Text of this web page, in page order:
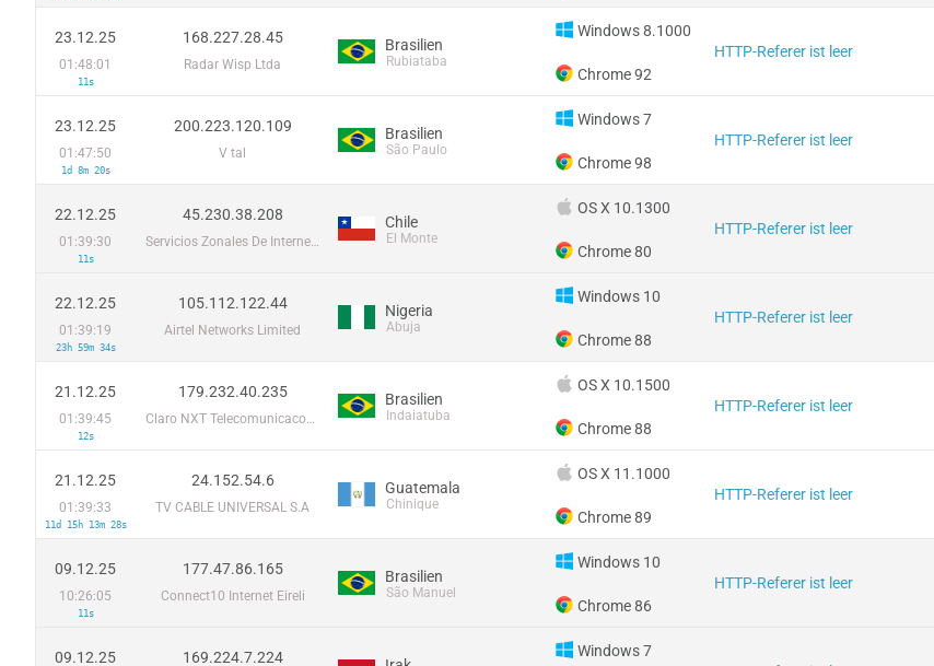
23.12.25
01:48:01
11s
168.227.28.45
Radar Wisp Ltda
Brasilien
Rubiataba
Windows 8.1000
Chrome 92
HTTP-Referer ist leer
23.12.25
01:47:50
1d 8m 20s
200.223.120.109
V tal
Brasilien
São Paulo
Windows 7
Chrome 98
HTTP-Referer ist leer
22.12.25
01:39:30
11s
45.230.38.208
Servicios Zonales De Internet Limitada
Chile
El Monte
OS X 10.1300
Chrome 80
HTTP-Referer ist leer
22.12.25
01:39:19
23h 59m 34s
105.112.122.44
Airtel Networks Limited
Nigeria
Abuja
Windows 10
Chrome 88
HTTP-Referer ist leer
21.12.25
01:39:45
12s
179.232.40.235
Claro NXT Telecomunicacoes Ltda
Brasilien
Indaiatuba
OS X 10.1500
Chrome 88
HTTP-Referer ist leer
21.12.25
01:39:33
11d 15h 13m 28s
24.152.54.6
TV CABLE UNIVERSAL S.A
Guatemala
Chinique
OS X 11.1000
Chrome 89
HTTP-Referer ist leer
09.12.25
10:26:05
11s
177.47.86.165
Connect10 Internet Eireli
Brasilien
São Manuel
Windows 10
Chrome 86
HTTP-Referer ist leer
09.12.25 169.224.7.224
Windows 7